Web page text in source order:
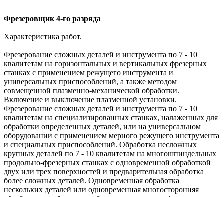
Фрезеровщик 4-го разряда
Характеристика работ.
Фрезерование сложных деталей и инструмента по 7 - 10
квалитетам на горизонтальных и вертикальных фрезерных
станках с применением режущего инструмента и
универсальных приспособлений, а также методом
совмещенной плазменно-механической обработки.
Включение и выключение плазменной установки.
Фрезерование сложных деталей и инструмента по 7 - 10
квалитетам на специализированных станках, налаженных для
обработки определенных деталей, или на универсальном
оборудовании с применением мерного режущего инструмента
и специальных приспособлений. Обработка несложных
крупных деталей по 7 - 10 квалитетам на многошпиндельных
продольно-фрезерных станках с одновременной обработкой
двух или трех поверхностей и предварительная обработка
более сложных деталей. Одновременная обработка
нескольких деталей или одновременная многосторонняя